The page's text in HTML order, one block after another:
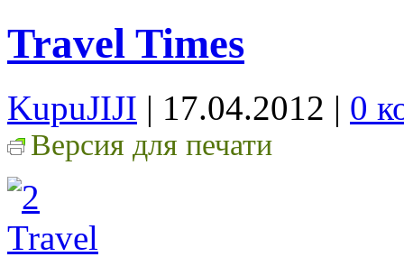
Travel Times
KupuJIJI | 17.04.2012 | 0
Версия для печати